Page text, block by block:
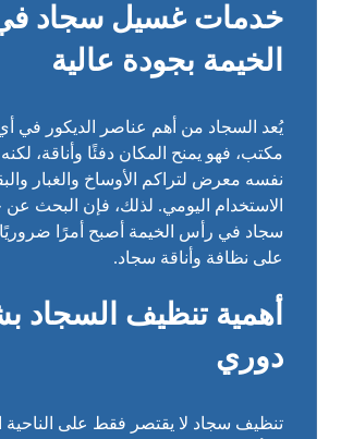
خدمات غسيل سجاد
الخيمة بجودة عالية
يُعد السجاد من أهم عناصر الديكور في
مكتب، فهو يمنح المكان دفئًا وأناقة،
نفسه معرض لتراكم الأوساخ والغبار
الاستخدام اليومي. لذلك، فإن البحث
سجاد في رأس الخيمة أصبح أمرًا
على نظافة وأناقة سجاد.
أهمية تنظيف السجاد
دوري
تنظيف سجاد لا يقتصر فقط على الناحية